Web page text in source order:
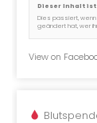
Dieser Inhalt
Dies passiert,
geändert hat, wer
View on